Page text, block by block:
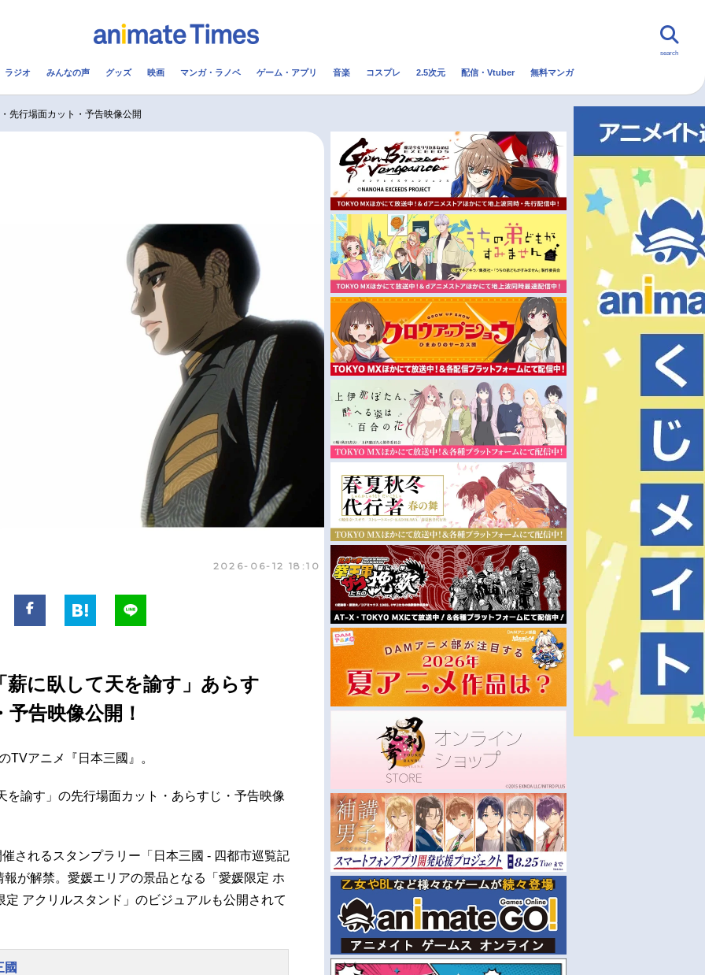
配信・Vtuber トレンド 無料マンガ
実写化映画一覧
男性声優/女性声優一覧
今期アニメ曜日別一覧
夏アニメ
秋アニメ
冬アニメ
FOLLOW US
search
ラジオ みんなの声 グッズ 映画 マンガ・ラノベ ゲーム・アプリ 音楽 コスプレ 2.5次元 配信・Vtuber 無料マンガ
先行場面カット・予告映像公開
2026-06-12 18:10
薪に臥して天を諭す」あらす
告映像公開！
TVアニメ『日本三國』。
を諭す」の先行場面カット・あらすじ・予告映像
されるスタンプラリー「日本三國 - 四都市巡覧記
が解禁。愛媛エリアの景品となる「愛媛限定 ホ
アクリルスタンド」のビジュアルも公開されて
國